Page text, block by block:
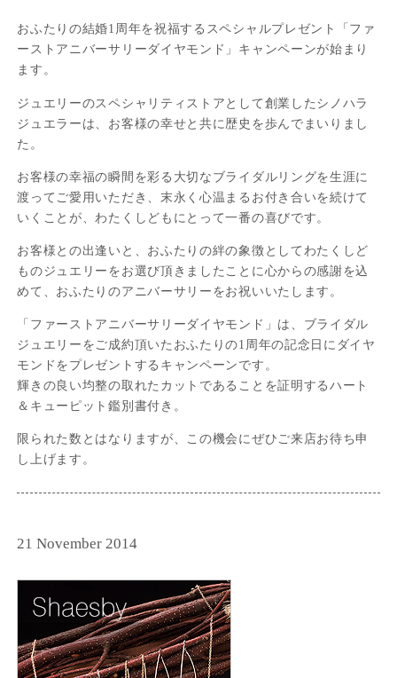
おふたりの結婚1周年を祝福するスペシャルプレゼント「ファ
ーストアニバーサリーダイヤモンド」キャンペーンが始まり
ます。
ジュエリーのスペシャリティストアとして創業したシノハラ
ジュエラーは、お客様の幸せと共に歴史を歩んでまいりまし
た。
お客様の幸福の瞬間を彩る大切なブライダルリングを生涯に
渡ってご愛用いただき、末永く心温まるお付き合いを続けて
いくことが、わたくしどもにとって一番の喜びです。
お客様との出逢いと、おふたりの絆の象徴としてわたくしど
ものジュエリーをお選び頂きましたことに心からの感謝を込
めて、おふたりのアニバーサリーをお祝いいたします。
「ファーストアニバーサリーダイヤモンド」は、ブライダル
ジュエリーをご成約頂いたおふたりの1周年の記念日にダイヤ
モンドをプレゼントするキャンペーンです。
輝きの良い均整の取れたカットであることを証明するハート
＆キューピット鑑別書付き。
限られた数とはなりますが、この機会にぜひご来店お待ち申
し上げます。
21 November 2014